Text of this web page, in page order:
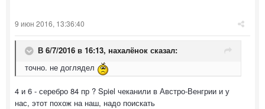
9 июн 2016, 13:36:40
В 6/7/2016 в 16:13, нахалёнок сказал:
точно. не доглядел
4 и 6 - серебро 84 пр ? Spiel чеканили в Австро-Венгрии и у
нас, этот похож на наш, надо поискать